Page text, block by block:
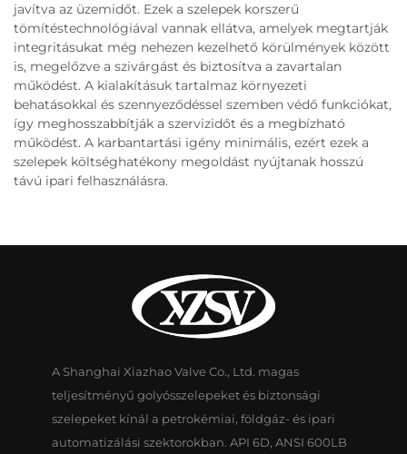
javítva az üzemidőt. Ezek a szelepek korszerű
tömítéstechnológiával vannak ellátva, amelyek megtartják
integritásukat még nehezen kezelhető körülmények között
is, megelőzve a szivárgást és biztosítva a zavartalan
működést. A kialakításuk tartalmaz környezeti
behatásokkal és szennyeződéssel szemben védő funkciókat,
így meghosszabbítják a szervizidőt és a megbízható
működést. A karbantartási igény minimális, ezért ezek a
szelepek költséghatékony megoldást nyújtanak hosszú
távú ipari felhasználásra.
A Shanghai Xiazhao Valve Co., Ltd. magas
teljesítményű golyósszelepeket és biztonsági
szelepeket kínál a petrokémiai, földgáz- és ipari
automatizálási szektorokban. API 6D, ANSI 600LB